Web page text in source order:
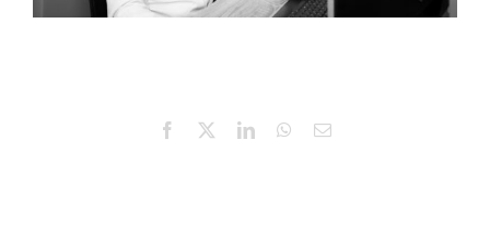
Facebook LinkedInWhatsApp
E-